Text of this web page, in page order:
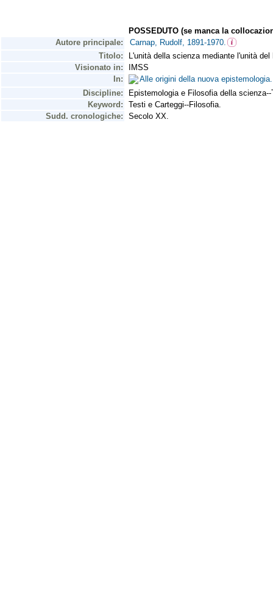
POSSEDUTO (se manca la
Autore principale:
Carnap, Rudolf, 1891-1970.
Titolo:
L'unità della scienza mediante l'unità
Visionato in:
IMSS
In:
Alle origini della nuova
Discipline:
Epistemologia e Filosofia della
Keyword:
Testi e Carteggi--Filosofia.
Sudd. cronologiche:
Secolo XX.